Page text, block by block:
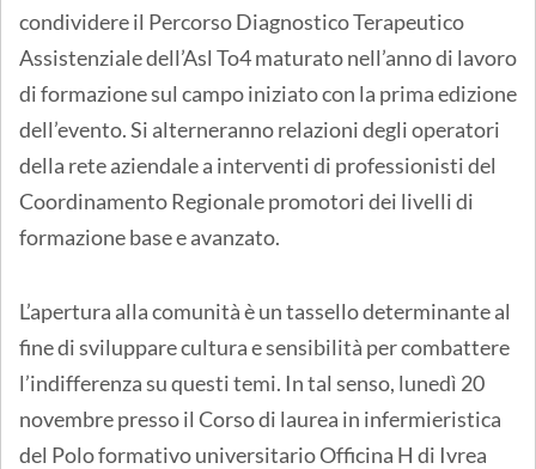
condividere il Percorso Diagnostico Terapeutico
Assistenziale dell’Asl To4 maturato nell’anno di lavoro
di formazione sul campo iniziato con la prima edizione
dell’evento. Si alterneranno relazioni degli operatori
della rete aziendale a interventi di professionisti del
Coordinamento Regionale promotori dei livelli di
formazione base e avanzato.
L’apertura alla comunità è un tassello determinante al
fine di sviluppare cultura e sensibilità per combattere
l’indifferenza su questi temi. In tal senso, lunedì 20
novembre presso il Corso di laurea in infermieristica
del Polo formativo universitario Officina H di Ivrea